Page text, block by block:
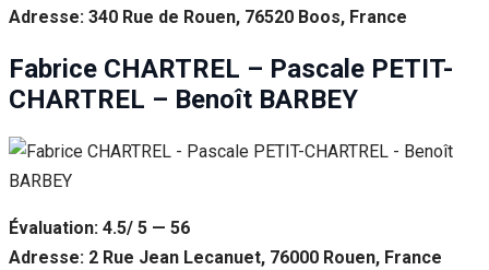
Adresse: 340 Rue de Rouen, 76520 Boos, France
Fabrice CHARTREL – Pascale PETIT-
CHARTREL – Benoît BARBEY
Évaluation: 4.5/ 5 — 56
Adresse: 2 Rue Jean Lecanuet, 76000 Rouen, France